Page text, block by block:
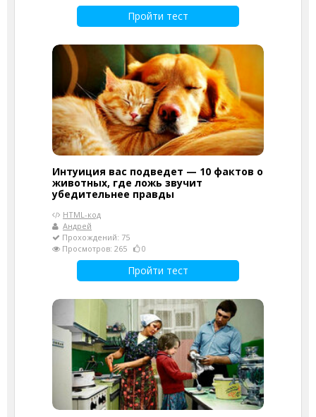
Пройти тест
Интуиция вас подведет — 10 фактов о
животных, где ложь звучит
убедительнее правды
HTML-код
Андрей
Прохождений: 75
Просмотров: 265
0
Пройти тест